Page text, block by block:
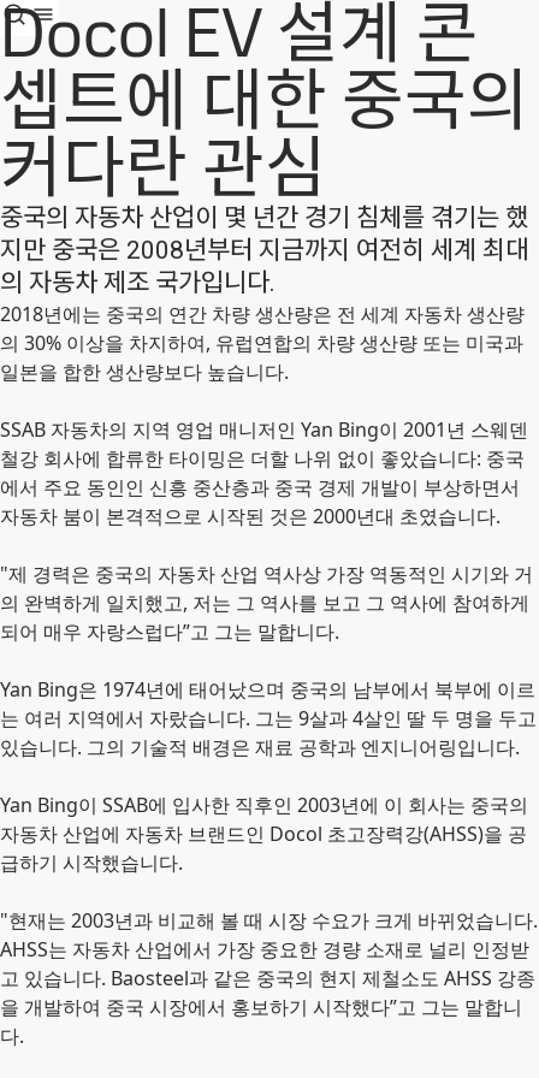
Docol EV 설계 콘
셉트에 대한 중국의
커다란 관심
중국의 자동차 산업이 몇 년간 경기 침체를 겪기는 했
지만 중국은 2008년부터 지금까지 여전히 세계 최대
의 자동차 제조 국가입니다.
2018년에는 중국의 연간 차량 생산량은 전 세계 자동차 생산량
의 30% 이상을 차지하여, 유럽연합의 차량 생산량 또는 미국과
일본을 합한 생산량보다 높습니다.
SSAB 자동차의 지역 영업 매니저인 Yan Bing이 2001년 스웨덴
철강 회사에 합류한 타이밍은 더할 나위 없이 좋았습니다: 중국
에서 주요 동인인 신흥 중산층과 중국 경제 개발이 부상하면서
자동차 붐이 본격적으로 시작된 것은 2000년대 초였습니다.
"제 경력은 중국의 자동차 산업 역사상 가장 역동적인 시기와 거
의 완벽하게 일치했고, 저는 그 역사를 보고 그 역사에 참여하게
되어 매우 자랑스럽다”고 그는 말합니다.
Yan Bing은 1974년에 태어났으며 중국의 남부에서 북부에 이르
는 여러 지역에서 자랐습니다. 그는 9살과 4살인 딸 두 명을 두고
있습니다. 그의 기술적 배경은 재료 공학과 엔지니어링입니다.
Yan Bing이 SSAB에 입사한 직후인 2003년에 이 회사는 중국의
자동차 산업에 자동차 브랜드인 Docol 초고장력강(AHSS)을 공
급하기 시작했습니다.
"현재는 2003년과 비교해 볼 때 시장 수요가 크게 바뀌었습니다.
AHSS는 자동차 산업에서 가장 중요한 경량 소재로 널리 인정받
고 있습니다. Baosteel과 같은 중국의 현지 제철소도 AHSS 강종
을 개발하여 중국 시장에서 홍보하기 시작했다”고 그는 말합니
다.